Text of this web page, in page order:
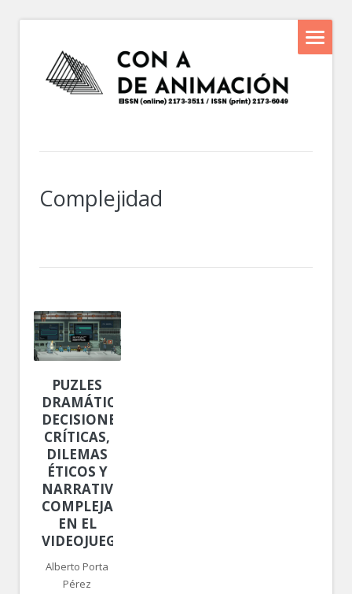
Complejidad
PUZLES
DRAMÁTICOS.
DECISIONES
CRÍTICAS,
DILEMAS
ÉTICOS Y
NARRATIVAS
COMPLEJAS
EN EL
VIDEOJUEGO
Alberto Porta
Pérez